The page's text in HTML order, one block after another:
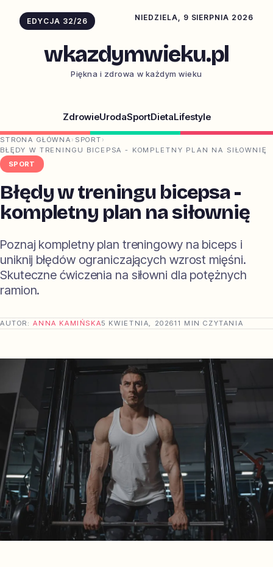
EDYCJA 32/26 NIEDZIELA, 9 SIERPNIA 2026
wkazdymwieku.pl
Piękna i zdrowa w każdym wieku
ZdrowieUrodaSportDietaLifestyle
STRONA GŁÓWNA › SPORT ›
BŁĘDY W TRENINGU BICEPSA - KOMPLETNY PLAN NA SIŁOWNIĘ
SPORT
Błędy w treningu bicepsa -
kompletny plan na siłownię
Poznaj kompletny plan treningowy na biceps i
uniknij błędów ograniczających wzrost mięśni.
Skuteczne ćwiczenia na siłowni dla potężnych
ramion.
AUTOR:ANNA KAMIŃSKA5 KWIETNIA, 202611 MIN CZYTANIA